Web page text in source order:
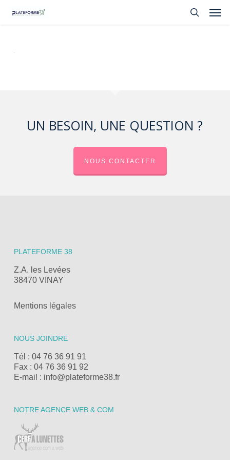
UN BESOIN, UNE QUESTION ?
NOUS CONTACTER
PLATEFORME 38
Z.A. les Levées
38470 VINAY
Mentions légales
NOUS JOINDRE
Tél : 04 76 36 91 91
Fax : 04 76 36 91 92
E-mail : info@plateforme38.fr
NOTRE AGENCE WEB & COM